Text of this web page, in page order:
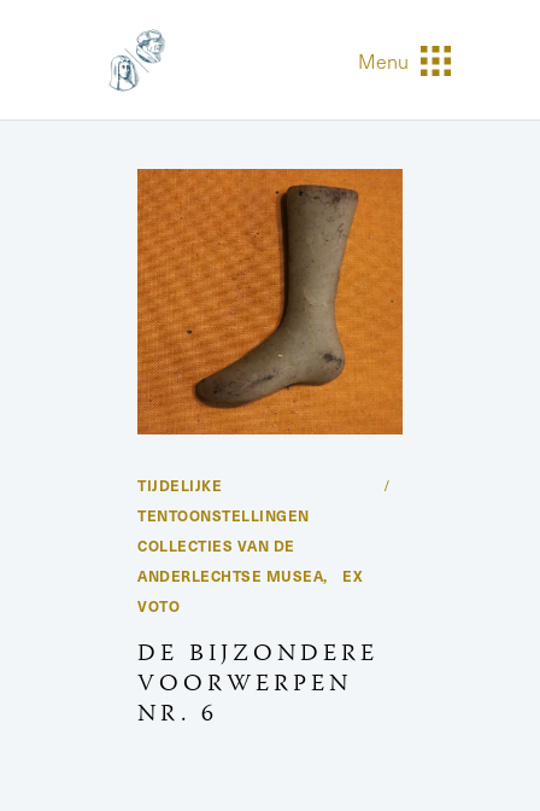
Menu
TIJDELIJKE
TENTOONSTELLINGEN
COLLECTIES VAN DE
ANDERLECHTSE MUSEA, EX
VOTO
DE BIJZONDERE
VOORWERPEN
NR. 6